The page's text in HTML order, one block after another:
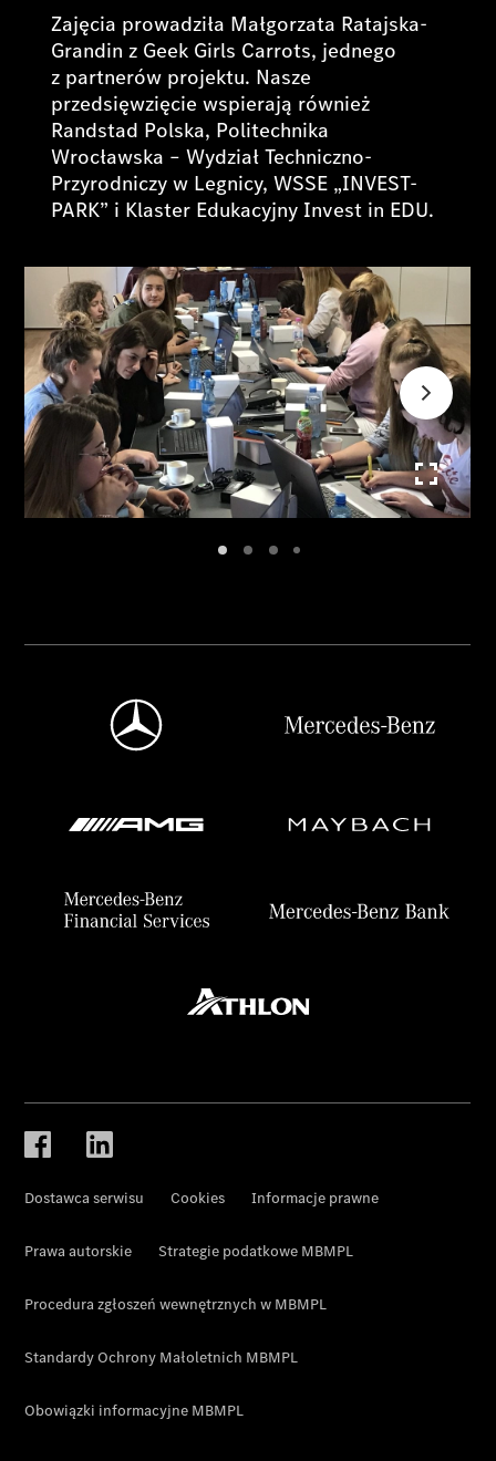
Zajęcia prowadziła Małgorzata Ratajska-
Grandin z Geek Girls Carrots, jednego
z partnerów projektu. Nasze
przedsięwzięcie wspierają również
Randstad Polska, Politechnika
Wrocławska – Wydział Techniczno-
Przyrodniczy w Legnicy, WSSE „INVEST-
PARK” i Klaster Edukacyjny Invest in EDU.
Dostawca serwisu Cookies Informacje prawne
Prawa autorskie Strategie podatkowe MBMPL
Procedura zgłoszeń wewnętrznych w MBMPL
Standardy Ochrony Małoletnich MBMPL
Obowiązki informacyjne MBMPL